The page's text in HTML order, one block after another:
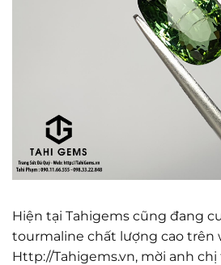
Hiện tại Tahigems cũng đang
tourmaline chất lượng cao trên
Http://Tahigems.vn, mời anh